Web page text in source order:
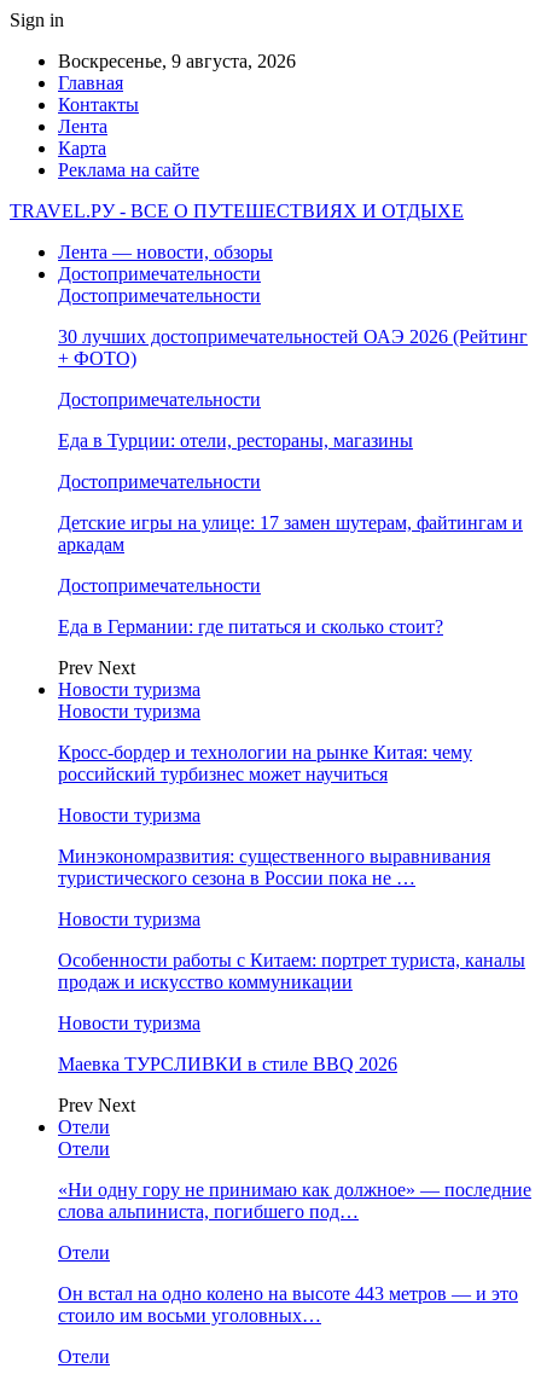
Sign in
Воскресенье, 9 августа, 2026
Главная
Контакты
Лента
Карта
Реклама на сайте
TRAVEL.РУ - ВСЕ О ПУТЕШЕСТВИЯХ И ОТДЫХЕ
Лента — новости, обзоры
Достопримечательности
Достопримечательности
30 лучших достопримечательностей ОАЭ 2026 (Рейтинг
+ ФОТО)
Достопримечательности
Еда в Турции: отели, рестораны, магазины
Достопримечательности
Детские игры на улице: 17 замен шутерам, файтингам и
аркадам
Достопримечательности
Еда в Германии: где питаться и сколько стоит?
Prev Next
Новости туризма
Новости туризма
Кросс-бордер и технологии на рынке Китая: чему
российский турбизнес может научиться
Новости туризма
Минэкономразвития: существенного выравнивания
туристического сезона в России пока не …
Новости туризма
Особенности работы с Китаем: портрет туриста, каналы
продаж и искусство коммуникации
Новости туризма
Маевка ТУРСЛИВКИ в стиле BBQ 2026
Prev Next
Отели
Отели
«Ни одну гору не принимаю как должное» — последние
слова альпиниста, погибшего под…
Отели
Он встал на одно колено на высоте 443 метров — и это
стоило им восьми уголовных…
Отели